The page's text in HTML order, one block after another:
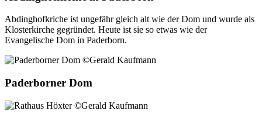
Abdinghofkriche ist ungefähr gleich alt wie der Dom und wurde als
Klosterkirche gegründet. Heute ist sie so etwas wie der
Evangelische Dom in Paderborn.
Paderborner Dom